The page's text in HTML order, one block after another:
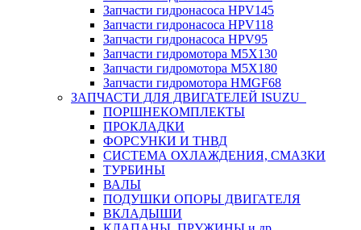
Запчасти гидронасоса HPV145
Запчасти гидронасоса HPV118
Запчасти гидронасоса HPV95
Запчасти гидромотора M5X130
Запчасти гидромотора M5X180
Запчасти гидромотора HMGF68
ЗАПЧАСТИ ДЛЯ ДВИГАТЕЛЕЙ ISUZU
ПОРШНЕКОМПЛЕКТЫ
ПРОКЛАДКИ
ФОРСУНКИ И ТНВД
СИСТЕМА ОХЛАЖДЕНИЯ, СМАЗКИ
ТУРБИНЫ
ВАЛЫ
ПОДУШКИ ОПОРЫ ДВИГАТЕЛЯ
ВКЛАДЫШИ